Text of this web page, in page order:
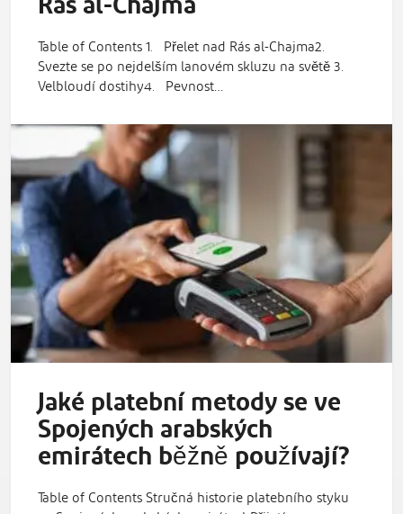
Table of Contents 1. Přelet nad Rás al-Chajma2.
Svezte se po nejdelším lanovém skluzu na světě 3.
Velbloudí dostihy4. Pevnost…
Jaké platební metody se ve
Spojených arabských
emirátech běžně používají?
Table of Contents Stručná historie platebního styku